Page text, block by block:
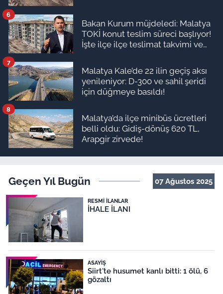
Bakan Kurum müjdeledi: Malatya
TOKİ konut teslim süreci başlıyor!
İşte ilçe ilçe teslimat takvimi ve
6
Malatya Kale’de 22 ilin geçiş aksı
yenileniyor: D-300 ve sahil şeridi
için düğmeye basıldı!
7
Malatya’da ilçe minibüs ücretleri
belli oldu: Gidiş-dönüş 620 TL,
Arapgir zirvede!
8
Geçen Yıl Bugün 07 Ağustos 2025
RESMI İLANLAR
İHALE İLANI
ASAYIŞ
Siirt'te husumet kanlı bitti: 1 ölü, 6
gözaltı